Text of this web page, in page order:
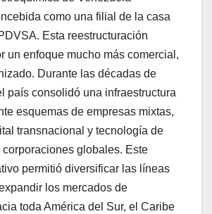
como una filial de la casa
Esta reestructuración
un enfoque mucho más comercial,
Durante las décadas de
país consolidó una infraestructura
esquemas de empresas mixtas,
transnacional y tecnología de
globales. Este
permitió diversificar las líneas
los mercados de
toda América del Sur, el Caribe